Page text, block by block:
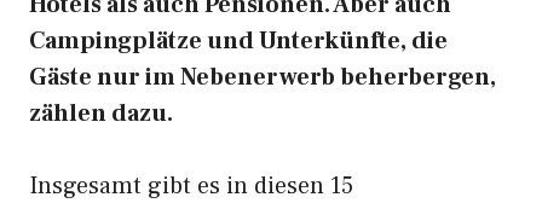
Campingplätze und Unterkünfte, die
Gäste nur im Nebenerwerb beherbergen,
zählen dazu.
Insgesamt gibt es in diesen 15